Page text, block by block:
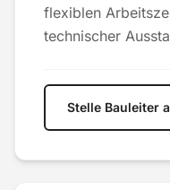
flexiblen
technischer
Stelle Bauleiter